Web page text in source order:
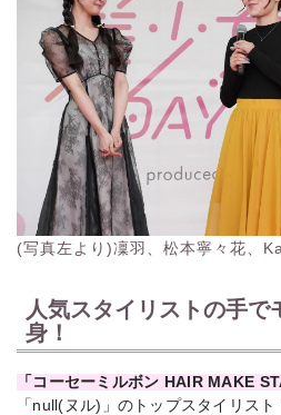
(写真左より)凜羽、松本寧々花、
人気スタイリストの手で
身！
「コーセーミルボン HAIR MAKE
「null(ヌル)」のトップスタイリスト